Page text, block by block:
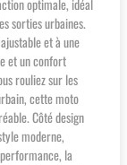
optimale, idéal
sorties urbaines.
et à une
et un confort
rouliez sur les
cette moto
Côté design
moderne,
la